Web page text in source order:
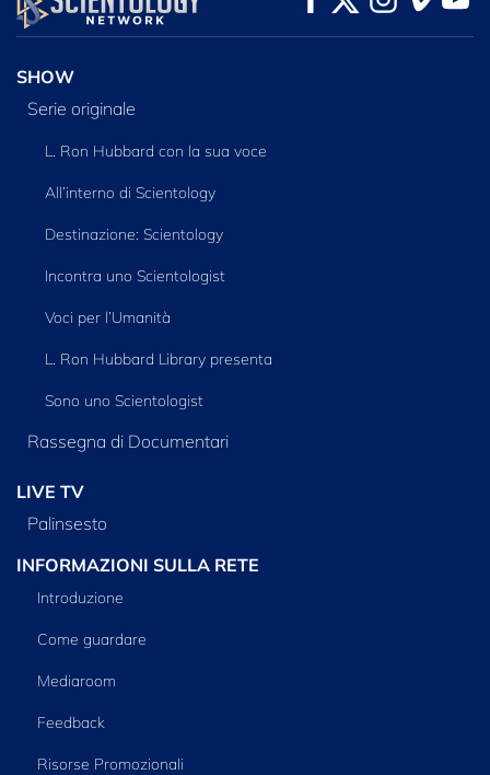
SERIE
SHOW
Serie originale
L. Ron Hubbard con la sua voce
All’interno di Scientology
Destinazione: Scientology
Incontra uno Scientologist
Voci per l’Umanità
L. Ron Hubbard Library presenta
Sono uno Scientologist
Rassegna di Documentari
LIVE TV
Palinsesto
INFORMAZIONI SULLA RETE
Introduzione
Come guardare
Mediaroom
Feedback
Risorse Promozionali